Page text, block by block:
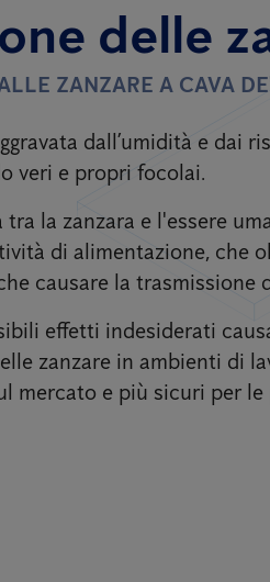
delle
ZANZARE A CAVA
dall’umidità e dai
veri e propri focolai.
la zanzara e l'essere
di alimentazione, che
causare la trasmissione
effetti indesiderati
zanzare in ambienti di
mercato e più sicuri per le